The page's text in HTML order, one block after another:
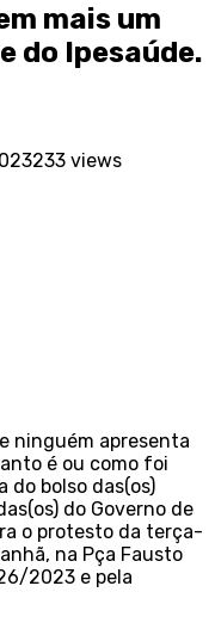
mais um
do Ipesaúde.
233 views
ninguém apresenta
é ou como foi
do bolso das(os)
do Governo de
o protesto da terça-
na Pça Fausto
2023 e pela